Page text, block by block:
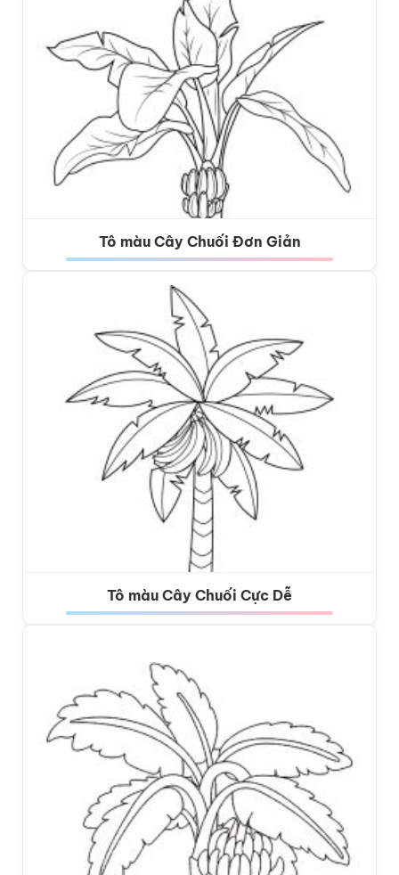
Tô màu Cây Chuối Đơn Giản
Tô màu Cây Chuối Cực Dễ